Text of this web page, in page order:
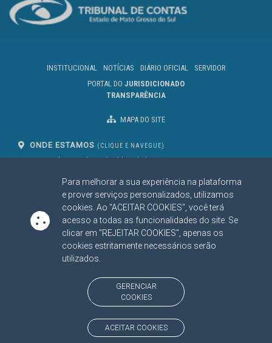
Para melhorar a sua experiência na plataforma
e prover serviços personalizados, utilizamos
cookies. Ao "ACEITAR COOKIES", você terá
acesso a todas as funcionalidades do site. Se
clicar em "REJEITAR COOKIES", apenas os
cookies estritamente necessários serão
utilizados.
GERENCIAR
COOKIES
ACEITAR COOKIES
INSTITUCIONAL NOTÍCIAS DIÁRIO OFICIAL
SERVIDOR
PORTAL DO JURISDICIONADO
TRANSPARÊNCIA
MAPA DO SITE
ONDE ESTAMOS (CLIQUE E NAVEGUE)
Av. Des. José Nunes da Cunha, bloco
Campo Grande/MS
CEP: 79031-310
(67) 3317-1500
SIGA NOSSAS REDES SOCIAIS
Linked InYoutube
Facebook
X Instagram
BAIXE NOSSO APLICATIVO